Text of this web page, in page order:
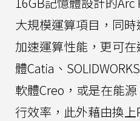
大規模運算項目，同
加速運算性能，更可在
體Catia、
軟體Creo，或是在能
行效率，此外藉由換上